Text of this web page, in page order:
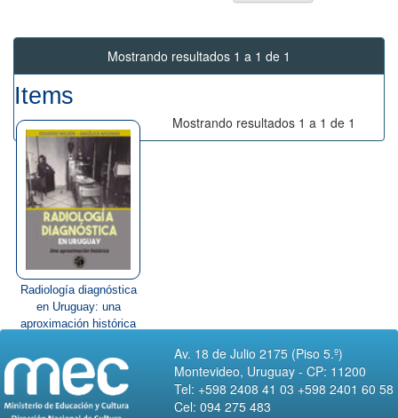
Mostrando resultados 1 a 1 de 1
Items
Radiología diagnóstica
en Uruguay: una
aproximación histórica
Mostrando resultados 1 a 1 de 1
Av. 18 de Julio 2175 (Piso 5.º)
Montevideo, Uruguay - CP: 11200
Tel: +598 2408 41 03 +598 2401 60 58
Cel: 094 275 483